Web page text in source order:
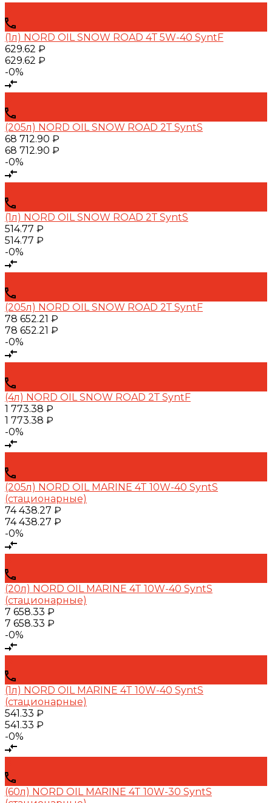
(1л) NORD OIL SNOW ROAD 4Т 5W-40 SyntF
629.62 ₽
629.62 ₽
-0%
(205л) NORD OIL SNOW ROAD 2Т SyntS
68 712.90 ₽
68 712.90 ₽
-0%
(1л) NORD OIL SNOW ROAD 2Т SyntS
514.77 ₽
514.77 ₽
-0%
(205л) NORD OIL SNOW ROAD 2Т SyntF
78 652.21 ₽
78 652.21 ₽
-0%
(4л) NORD OIL SNOW ROAD 2Т SyntF
1 773.38 ₽
1 773.38 ₽
-0%
(205л) NORD OIL MARINE 4T 10W-40 SyntS
(стационарные)
74 438.27 ₽
74 438.27 ₽
-0%
(20л) NORD OIL MARINE 4T 10W-40 SyntS
(стационарные)
7 658.33 ₽
7 658.33 ₽
-0%
(1л) NORD OIL MARINE 4T 10W-40 SyntS
(стационарные)
541.33 ₽
541.33 ₽
-0%
(60л) NORD OIL MARINE 4T 10W-30 SyntS